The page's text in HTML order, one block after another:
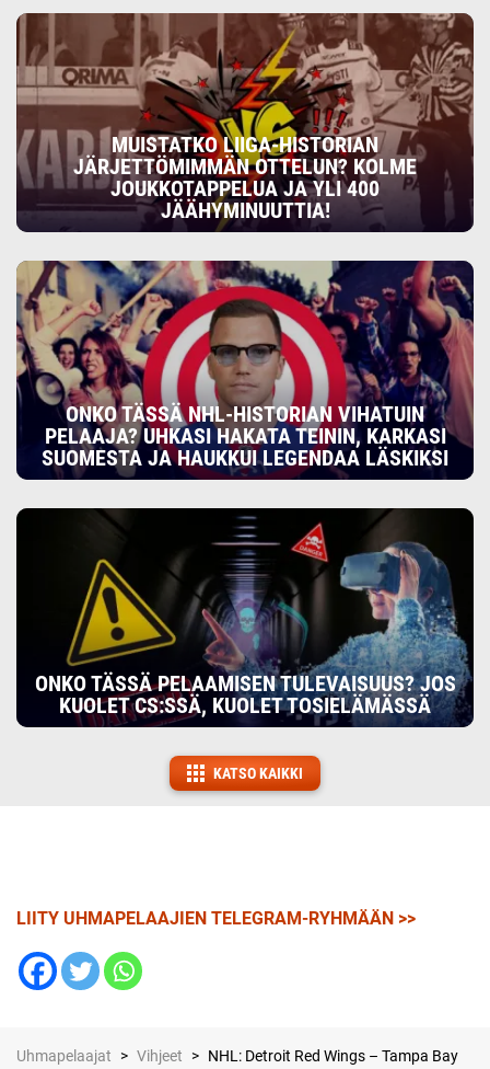
MUISTATKO LIIGA-HISTORIAN
JÄRJETTÖMIMMÄN OTTELUN? KOLME
JOUKKOTAPPELUA JA YLI 400
JÄÄHYMINUUTTIA!
ONKO TÄSSÄ NHL-HISTORIAN VIHATUIN
PELAAJA? UHKASI HAKATA TEININ, KARKASI
SUOMESTA JA HAUKKUI LEGENDAA LÄSKIKSI
ONKO TÄSSÄ PELAAMISEN TULEVAISUUS? JOS
KUOLET CS:SSÄ, KUOLET TOSIELÄMÄSSÄ
KATSO KAIKKI
LIITY UHMAPELAAJIEN TELEGRAM-RYHMÄÄN >>
Uhmapelaajat > Vihjeet > NHL: Detroit Red Wings – Tampa Bay